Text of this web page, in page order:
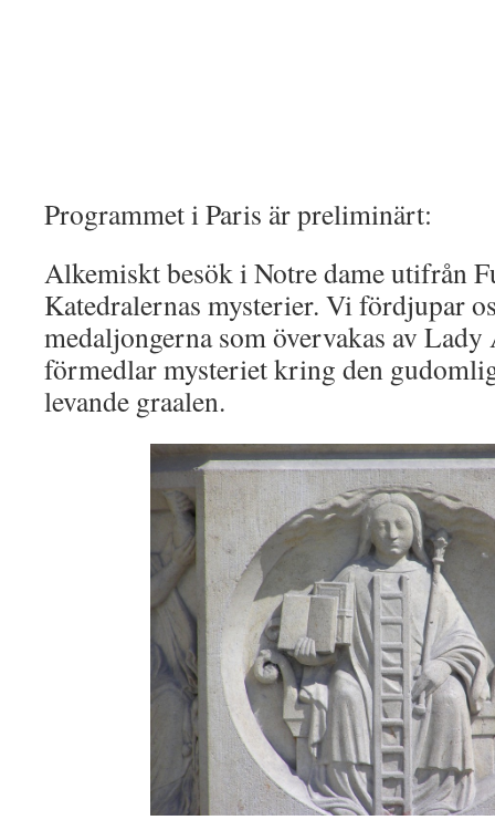
Programmet i Paris är preliminärt:
Alkemiskt besök i Notre dame utifrån
Katedralernas mysterier. Vi fördjupar
medaljongerna som övervakas av
förmedlar mysteriet kring den
levande graalen.